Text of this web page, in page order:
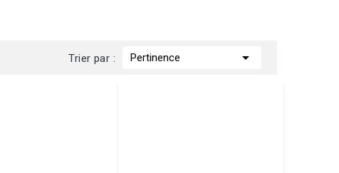
Trier par : Pertinence 